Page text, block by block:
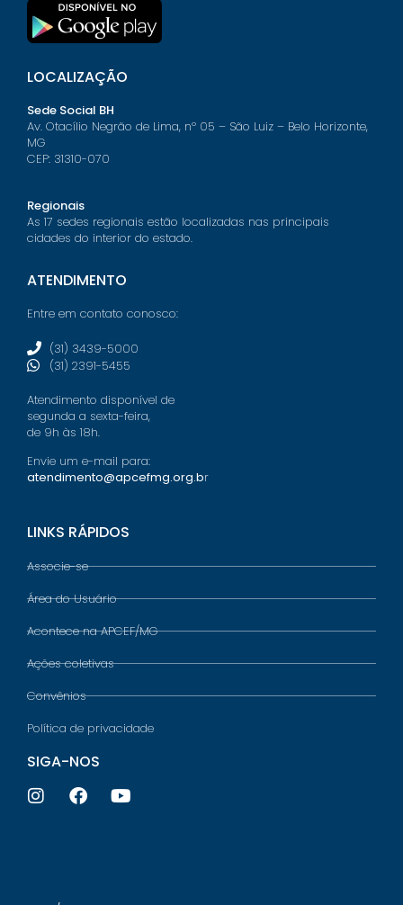
LOCALIZAÇÃO
Sede Social BH
Av. Otacílio Negrão de Lima, nº 05 – São Luiz – Belo Horizonte,
MG
CEP: 31310-070
Regionais
As 17 sedes regionais estão localizadas nas principais
cidades do interior do estado.
ATENDIMENTO
Entre em contato conosco:
(31) 3439-5000
(31) 2391-5455
Atendimento disponível de
segunda a sexta-feira,
de 9h às 18h.
Envie um e-mail para:
atendimento@apcefmg.org.br
LINKS RÁPIDOS
Associe-se
Área do Usuário
Acontece na APCEF/MG
Ações coletivas
Convênios
Política de privacidade
SIGA-NOS